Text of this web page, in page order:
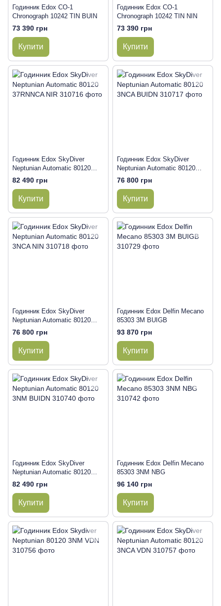
Годинник Edox CO-1
Chronograph 10242 TIN BUIN
73 390 грн
Купити
Годинник Edox CO-1
Chronograph 10242 TIN NIN
73 390 грн
Купити
Годинник Edox SkyDiver
Neptunian Automatic 80120
37RNNCA NIR
82 490 грн
Купити
Годинник Edox SkyDiver
Neptunian Automatic 80120
3NCA BUIDN
76 800 грн
Купити
Годинник Edox SkyDiver
Neptunian Automatic 80120
3NCA NIN
76 800 грн
Купити
Годинник Edox Delfin Mecano
85303 3M BUIGB
93 870 грн
Купити
Годинник Edox SkyDiver
Neptunian Automatic 80120
3NM BUIDN
82 490 грн
Купити
Годинник Edox Delfin Mecano
85303 3NM NBG
96 140 грн
Купити